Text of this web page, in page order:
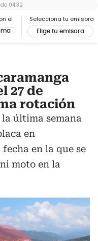
el Selecciona tu emisora
Elige tu emisora
04:32
27 de
rotación
última semana
en
en la que se
moto en la